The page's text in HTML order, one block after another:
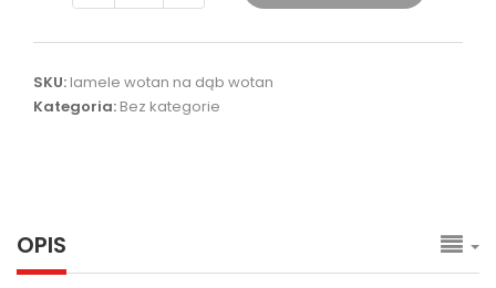
SKU: lamele wotan na dąb wotan
Kategoria: Bez kategorie
OPIS